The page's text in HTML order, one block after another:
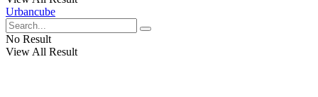
Urbancube
No Result
View All Result